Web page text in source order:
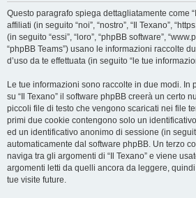
Questo paragrafo spiega dettagliatamente come
affiliati (in seguito “noi”, “nostro”, “Il Texano”,
(in seguito “essi”, “loro”, “phpBB software”,
“phpBB Teams”) usano le informazioni raccolte
d’uso da te effettuata (in seguito “le tue
Le tue informazioni sono raccolte in due modi. In
su “Il Texano” il software phpBB creerà un certo
piccoli file di testo che vengono scaricati nei file
primi due cookie contengono solo un
ed un identificativo anonimo di sessione (in
automaticamente dal software phpBB. Un terzo
naviga tra gli argomenti di “Il Texano” e viene
argomenti letti da quelli ancora da leggere,
tue visite future.